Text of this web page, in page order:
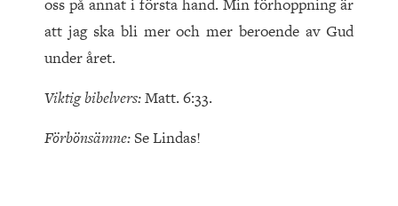
oss på annat i första hand. Min förhoppning är
att jag ska bli mer och mer beroende av Gud
under året.
Viktig bibelvers:Matt. 6:33.
Förbönsämne:Se Lindas!